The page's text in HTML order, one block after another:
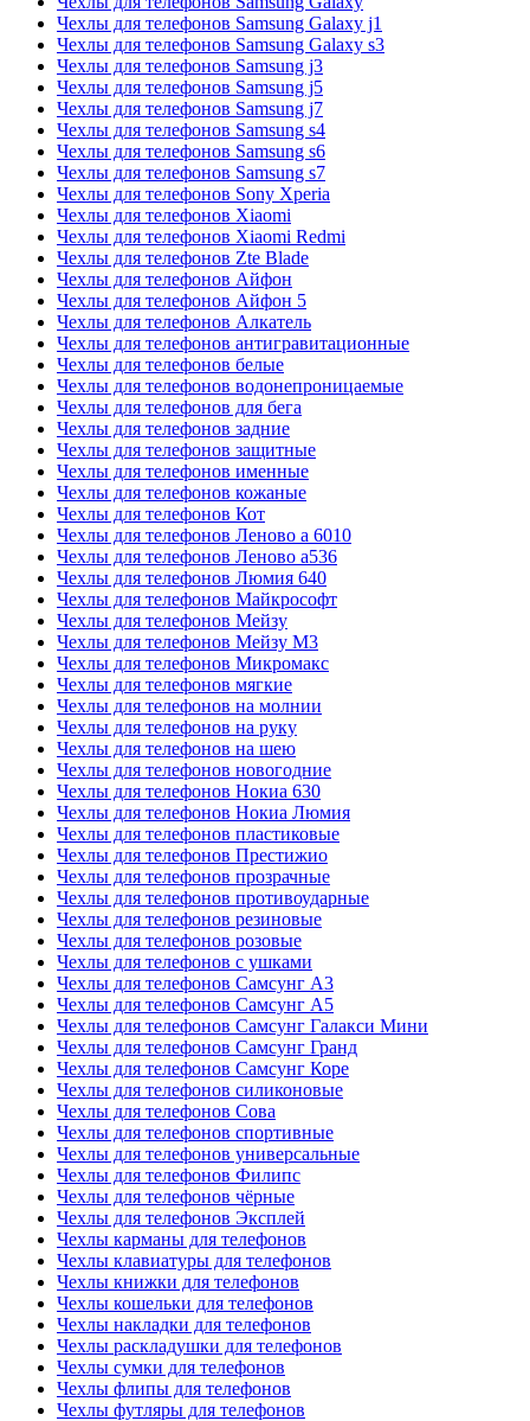
Чехлы для телефонов Samsung Galaxy j1
Чехлы для телефонов Samsung Galaxy s3
Чехлы для телефонов Samsung j3
Чехлы для телефонов Samsung j5
Чехлы для телефонов Samsung j7
Чехлы для телефонов Samsung s4
Чехлы для телефонов Samsung s6
Чехлы для телефонов Samsung s7
Чехлы для телефонов Sony Xperia
Чехлы для телефонов Xiaomi
Чехлы для телефонов Xiaomi Redmi
Чехлы для телефонов Zte Blade
Чехлы для телефонов Айфон
Чехлы для телефонов Айфон 5
Чехлы для телефонов Алкатель
Чехлы для телефонов антигравитационные
Чехлы для телефонов белые
Чехлы для телефонов водонепроницаемые
Чехлы для телефонов для бега
Чехлы для телефонов задние
Чехлы для телефонов защитные
Чехлы для телефонов именные
Чехлы для телефонов кожаные
Чехлы для телефонов Кот
Чехлы для телефонов Леново а 6010
Чехлы для телефонов Леново а536
Чехлы для телефонов Люмия 640
Чехлы для телефонов Майкрософт
Чехлы для телефонов Мейзу
Чехлы для телефонов Мейзу М3
Чехлы для телефонов Микромакс
Чехлы для телефонов мягкие
Чехлы для телефонов на молнии
Чехлы для телефонов на руку
Чехлы для телефонов на шею
Чехлы для телефонов новогодние
Чехлы для телефонов Нокиа 630
Чехлы для телефонов Нокиа Люмия
Чехлы для телефонов пластиковые
Чехлы для телефонов Престижио
Чехлы для телефонов прозрачные
Чехлы для телефонов противоударные
Чехлы для телефонов резиновые
Чехлы для телефонов розовые
Чехлы для телефонов с ушками
Чехлы для телефонов Самсунг А3
Чехлы для телефонов Самсунг А5
Чехлы для телефонов Самсунг Галакси Мини
Чехлы для телефонов Самсунг Гранд
Чехлы для телефонов Самсунг Коре
Чехлы для телефонов силиконовые
Чехлы для телефонов Сова
Чехлы для телефонов спортивные
Чехлы для телефонов универсальные
Чехлы для телефонов Филипс
Чехлы для телефонов чёрные
Чехлы для телефонов Эксплей
Чехлы карманы для телефонов
Чехлы клавиатуры для телефонов
Чехлы книжки для телефонов
Чехлы кошельки для телефонов
Чехлы накладки для телефонов
Чехлы раскладушки для телефонов
Чехлы сумки для телефонов
Чехлы флипы для телефонов
Чехлы футляры для телефонов